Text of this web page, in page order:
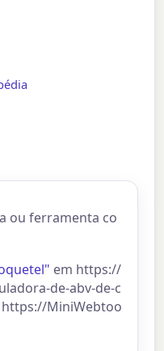
ou ferramenta co
em https://
de-abv-de-c
https://MiniWebtoo